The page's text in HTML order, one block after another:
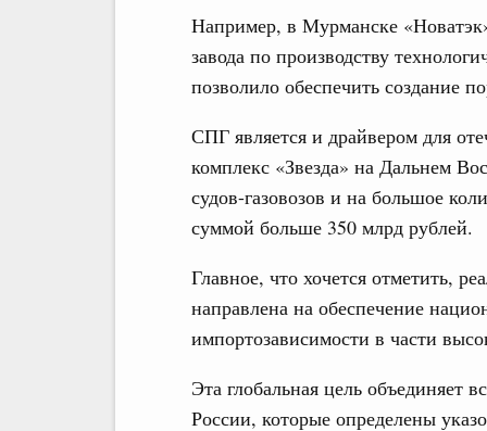
Например, в Мурманске
завода по производству
позволило обеспечить создание
СПГ является и драйвером для
комплекс «Звезда» на Дальнем
судов-газовозов и на большое
суммой больше 350 млрд рублей.
Главное, что хочется отметить,
направлена на обеспечение
импортозависимости в части
Эта глобальная цель объединяет
России, которые определены